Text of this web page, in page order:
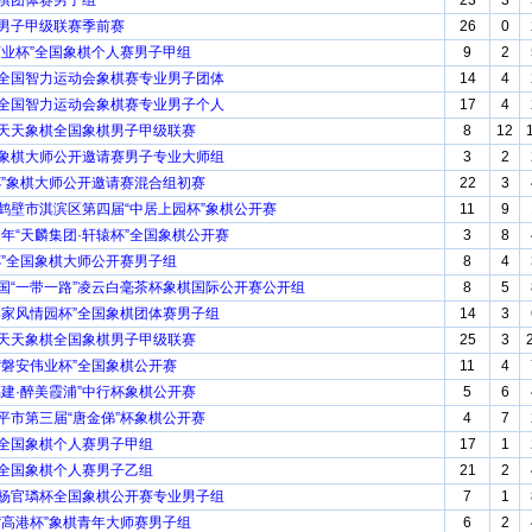
子甲级联赛季前赛
26 0
杯”全国象棋个人赛男子甲组
9 2
国智力运动会象棋赛专业男子团体
14 4
国智力运动会象棋赛专业男子个人
17 4
天象棋全国象棋男子甲级联赛
8 12
棋大师公开邀请赛男子专业大师组
3 2
象棋大师公开邀请赛混合组初赛
22 3
壁市淇滨区第四届“中居上园杯”象棋公开赛
11 9
“天麟集团·轩辕杯”全国象棋公开赛
3 8
全国象棋大师公开赛男子组
8 4
“一带一路”凌云白毫茶杯象棋国际公开赛公开组
8 5
风情园杯”全国象棋团体赛男子组
14 3
天象棋全国象棋男子甲级联赛
25 3
安伟业杯”全国象棋公开赛
11 4
·醉美霞浦”中行杯象棋公开赛
5 6
市第三届“唐金俤”杯象棋公开赛
4 7
国象棋个人赛男子甲组
17 1
国象棋个人赛男子乙组
21 2
官璘杯全国象棋公开赛专业男子组
7 1
港杯”象棋青年大师赛男子组
6 2